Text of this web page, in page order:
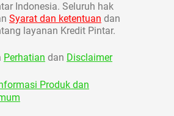
Indonesia. Seluruh hak
Syarat dan ketentuan dan
layanan Kredit Pintar.
Perhatian dan Disclaimer
Produk dan